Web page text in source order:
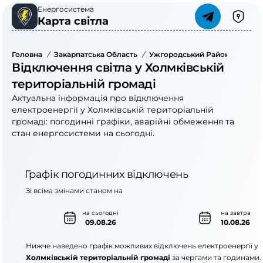
Енергосистема
Карта світла
Головна / Закарпатська Область / Ужгородський Район
Відключення світла у Холмківській
територіальній громаді
Актуальна інформація про відключення
електроенергії у Холмківській територіальній
громаді: погодинні графіки, аварійні обмеження та
стан енергосистеми на сьогодні.
Графік погодинних відключень
на сьогодні
09.08.26
на завтра
10.08.26
Зі всіма змінами станом на
Нижче наведено графік можливих відключень електроенергії у
Холмківській територіальній громаді за чергами та годинами.